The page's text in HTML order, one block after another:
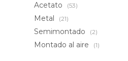
Acetato (53)
Metal (21)
Semimontado (2)
Montado al aire (1)